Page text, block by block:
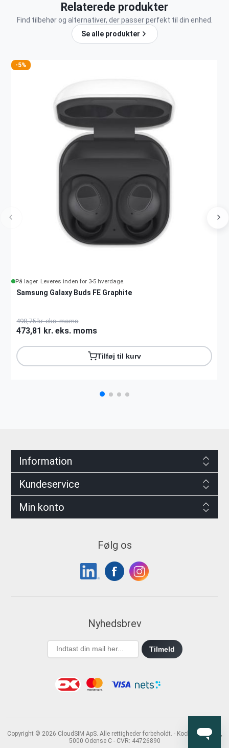
Relaterede produkter
Find tilbehør og alternativer, der passer perfekt til din enhed.
Se alle produkter
-5%
På lager. Leveres inden for 3-5 hverdage.
Samsung Galaxy Buds FE Graphite
498,75 kr. eks. moms
473,81 kr. eks. moms
Tilføj til kurv
Information
Kundeservice
Min konto
Følg os
Nyhedsbrev
Tilmeld
Copyright © 2026 CloudSIM ApS. Alle rettigheder forbeholdt. - Kochsgade 31B,
5000 Odense C - CVR: 44726890